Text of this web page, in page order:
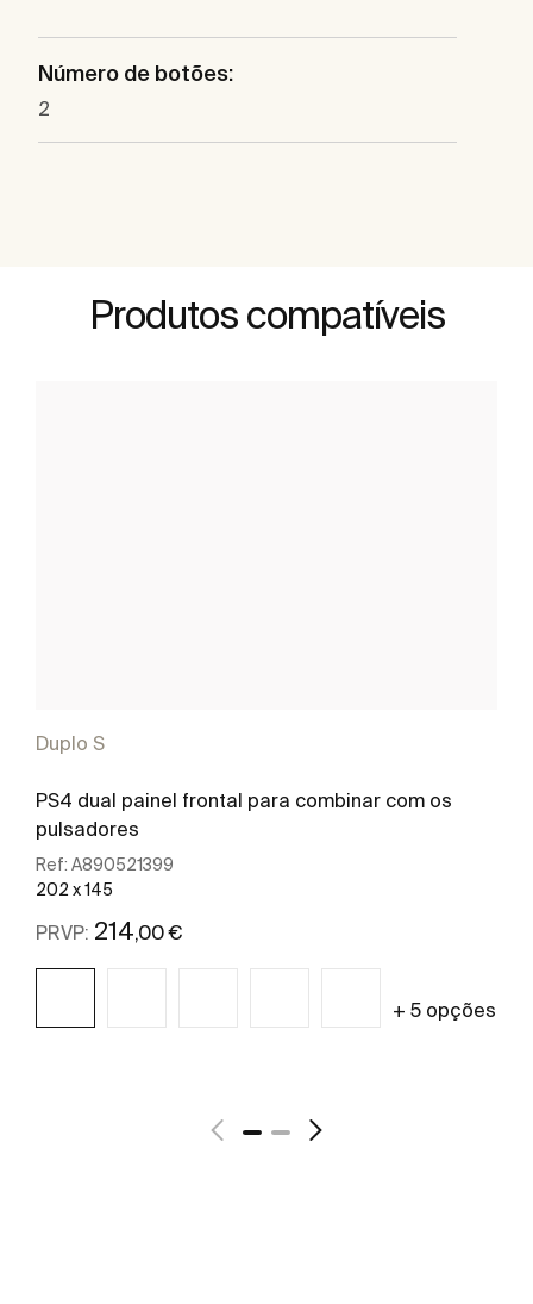
Número de botões:
2
Produtos compatíveis
Duplo S
PS4 dual painel frontal para combinar com os
pulsadores
Ref: A890521399
202 x 145
PRVP: 214,00 €
+ 5 opções